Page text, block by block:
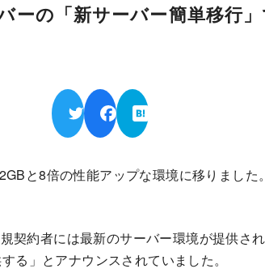
ーの「新サーバー簡単移行
と8倍の性能アップな環境に移りました
契約者には最新のサーバー環境が提供さ
る」とアナウンスされていました。